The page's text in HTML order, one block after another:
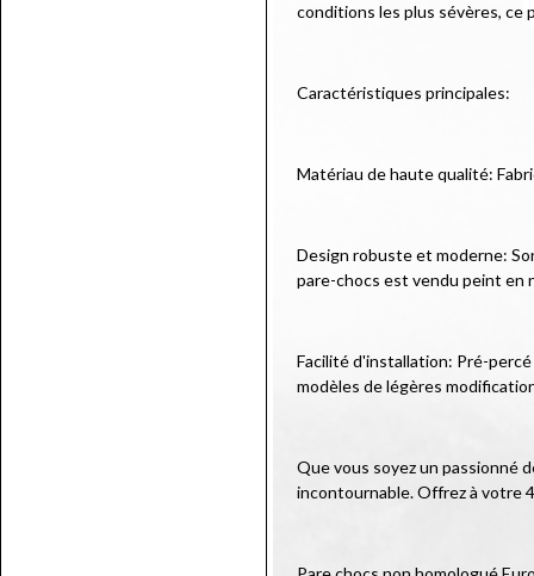
conditions les plus sévères, ce
Caractéristiques principales:
Matériau de haute qualité:
Design robuste et moderne:
pare-chocs est vendu peint en
Facilité d'installation: Pré-
modèles de légères
Que vous soyez un passionné
incontournable. Offrez à votre